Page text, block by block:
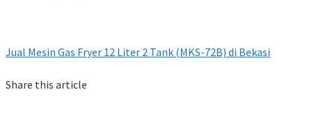
Jual Mesin Gas Fryer 12 Liter 2 Tank (MKS-72B) di Bekasi
Share this article